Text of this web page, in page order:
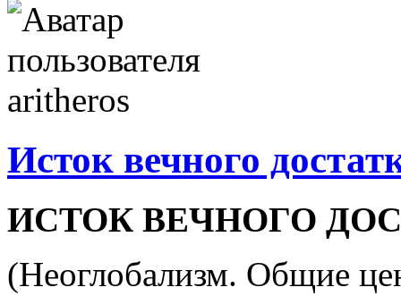
Исток вечного
ИСТОК ВЕЧНОГО
(Неоглобализм. Общие